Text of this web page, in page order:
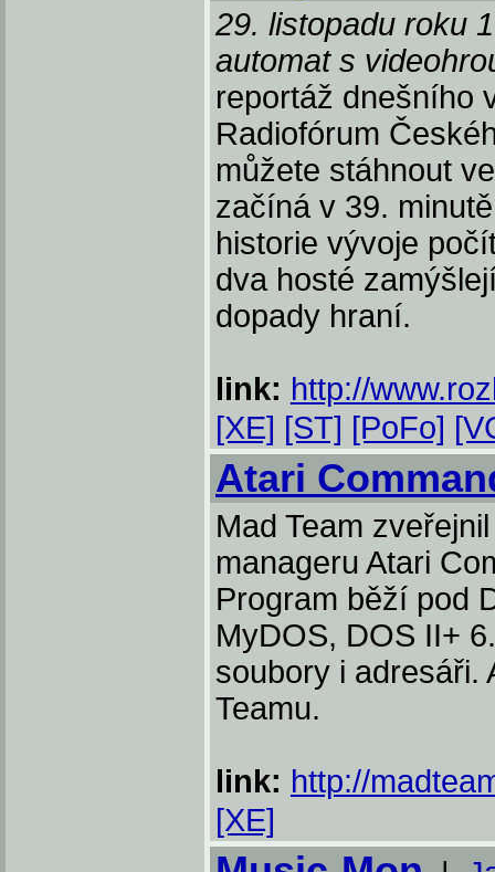
29. listopadu roku
automat s
reportáž dnešního
Radiofórum
můžete stáhnout
začíná v 39.
historie vývoje
dva hosté
dopady hraní.
link: http://
[XE] [ST] [PoFo]
Atari
Mad Team
manageru Atari
Program běží pod
MyDOS, DOS II+
soubory i adresáři.
Teamu.
link: http://
[XE]